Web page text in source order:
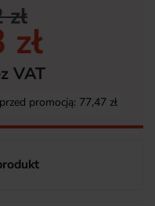
VAT
promocją: 77,47 zł